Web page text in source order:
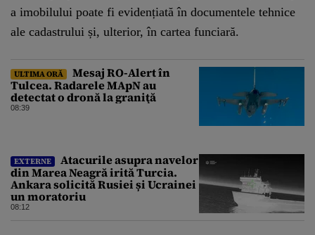
a imobilului poate fi evidențiată în documentele tehnice
ale cadastrului și, ulterior, în cartea funciară.
ULTIMA ORĂ
Mesaj RO-Alert în
Tulcea. Radarele MApN au
detectat o dronă la graniţă
08:39
EXTERNE
Atacurile asupra navelor
din Marea Neagră irită Turcia.
Ankara solicită Rusiei și Ucrainei
un moratoriu
08:12